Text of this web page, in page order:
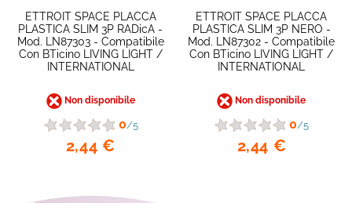
ETTROIT SPACE PLACCA
PLASTICA SLIM 3P RADicA -
Mod. LN87303 - Compatibile
Con BTicino LIVING LIGHT /
INTERNATIONAL
Non disponibile
0/5
2,44 €
ETTROIT SPACE PLACCA
PLASTICA SLIM 3P NERO -
Mod. LN87302 - Compatibile
Con BTicino LIVING LIGHT /
INTERNATIONAL
Non disponibile
0/5
2,44 €